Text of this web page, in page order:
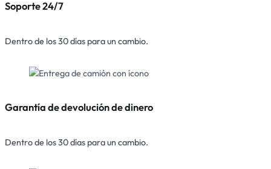
Soporte 24/7
Dentro de los 30 días para un cambio.
Garantía de devolución de dinero
Dentro de los 30 días para un cambio.